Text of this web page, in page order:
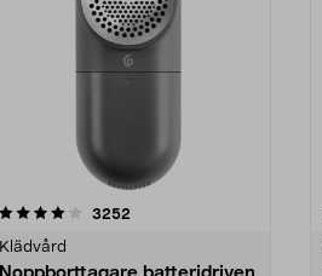
3252
Klädvård
4.5av 5 stjärnor